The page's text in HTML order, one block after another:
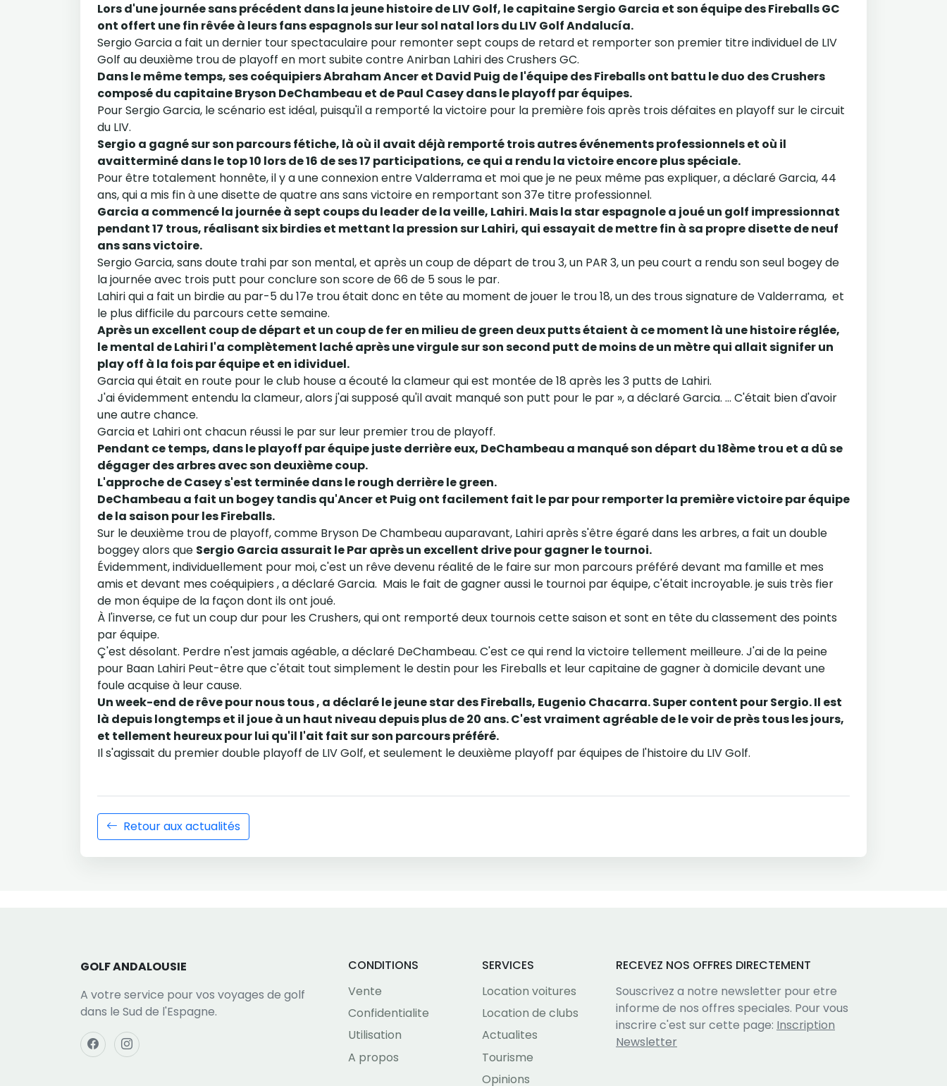
Lors d'une journée sans précédent dans la jeune histoire de LIV Golf, le capitaine Sergio Garcia et son équipe des Fireballs GC
ont offert une fin rêvée à leurs fans espagnols sur leur sol natal lors du LIV Golf Andalucía.
Sergio Garcia a fait un dernier tour spectaculaire pour remonter sept coups de retard et remporter son premier titre individuel de LIV
Golf au deuxième trou de playoff en mort subite contre Anirban Lahiri des Crushers GC.
Dans le même temps, ses coéquipiers Abraham Ancer et David Puig de l'équipe des Fireballs ont battu le duo des Crushers
composé du capitaine Bryson DeChambeau et de Paul Casey dans le playoff par équipes.
Pour Sergio Garcia, le scénario est idéal, puisqu'il a remporté la victoire pour la première fois après trois défaites en playoff sur le circuit
du LIV.
Sergio a gagné sur son parcours fétiche, là où il avait déjà remporté trois autres événements professionnels et où il
avaitterminé dans le top 10 lors de 16 de ses 17 participations, ce qui a rendu la victoire encore plus spéciale.
Pour être totalement honnête, il y a une connexion entre Valderrama et moi que je ne peux même pas expliquer, a déclaré Garcia, 44
ans, qui a mis fin à une disette de quatre ans sans victoire en remportant son 37e titre professionnel.
Garcia a commencé la journée à sept coups du leader de la veille, Lahiri. Mais la star espagnole a joué un golf impressionnat
pendant 17 trous, réalisant six birdies et mettant la pression sur Lahiri, qui essayait de mettre fin à sa propre disette de neuf
ans sans victoire.
Sergio Garcia, sans doute trahi par son mental, et après un coup de départ de trou 3, un PAR 3, un peu court a rendu son seul bogey de
la journée avec trois putt pour conclure son score de 66 de 5 sous le par.
Lahiri qui a fait un birdie au par-5 du 17e trou était donc en tête au moment de jouer le trou 18, un des trous signature de Valderrama, et
le plus difficile du parcours cette semaine.
Après un excellent coup de départ et un coup de fer en milieu de green deux putts étaient à ce moment là une histoire réglée,
le mental de Lahiri l'a complètement laché après une virgule sur son second putt de moins de un mètre qui allait signifer un
play off à la fois par équipe et en idividuel.
Garcia qui était en route pour le club house a écouté la clameur qui est montée de 18 après les 3 putts de Lahiri.
J'ai évidemment entendu la clameur, alors j'ai supposé qu'il avait manqué son putt pour le par », a déclaré Garcia. ... C'était bien d'avoir
une autre chance.
Garcia et Lahiri ont chacun réussi le par sur leur premier trou de playoff.
Pendant ce temps, dans le playoff par équipe juste derrière eux, DeChambeau a manqué son départ du 18ème trou et a dû se
dégager des arbres avec son deuxième coup.
L'approche de Casey s'est terminée dans le rough derrière le green.
DeChambeau a fait un bogey tandis qu'Ancer et Puig ont facilement fait le par pour remporter la première victoire par équipe
de la saison pour les Fireballs.
Sur le deuxième trou de playoff, comme Bryson De Chambeau auparavant, Lahiri après s'être égaré dans les arbres, a fait un double
boggey alors que Sergio Garcia assurait le Par après un excellent drive pour gagner le tournoi.
Évidemment, individuellement pour moi, c'est un rêve devenu réalité de le faire sur mon parcours préféré devant ma famille et mes
amis et devant mes coéquipiers , a déclaré Garcia. Mais le fait de gagner aussi le tournoi par équipe, c'était incroyable. je suis très fier
de mon équipe de la façon dont ils ont joué.
À l'inverse, ce fut un coup dur pour les Crushers, qui ont remporté deux tournois cette saison et sont en tête du classement des points
par équipe.
Ç'est désolant. Perdre n'est jamais agéable, a déclaré DeChambeau. C'est ce qui rend la victoire tellement meilleure. J'ai de la peine
pour Baan Lahiri Peut-être que c'était tout simplement le destin pour les Fireballs et leur capitaine de gagner à domicile devant une
foule acquise à leur cause.
Un week-end de rêve pour nous tous , a déclaré le jeune star des Fireballs, Eugenio Chacarra. Super content pour Sergio. Il est
là depuis longtemps et il joue à un haut niveau depuis plus de 20 ans. C'est vraiment agréable de le voir de près tous les jours,
et tellement heureux pour lui qu'il l'ait fait sur son parcours préféré.
Il s'agissait du premier double playoff de LIV Golf, et seulement le deuxième playoff par équipes de l'histoire du LIV Golf.
Retour aux actualités
GOLF ANDALOUSIE
A votre service pour vos voyages de golf
dans le Sud de l'Espagne.
CONDITIONS
Vente
Confidentialite
Utilisation
A propos
SERVICES
Location voitures
Location de clubs
Actualites
Tourisme
Opinions
RECEVEZ NOS OFFRES DIRECTEMENT
Souscrivez a notre newsletter pour etre
informe de nos offres speciales. Pour vous
inscrire c'est sur cette page: Inscription
Newsletter